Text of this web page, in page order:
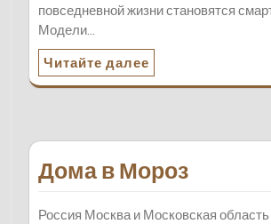
повседневной жизни становятся
Модели…
Читайте далее
Дома в Мороз
Россия Москва и Московская